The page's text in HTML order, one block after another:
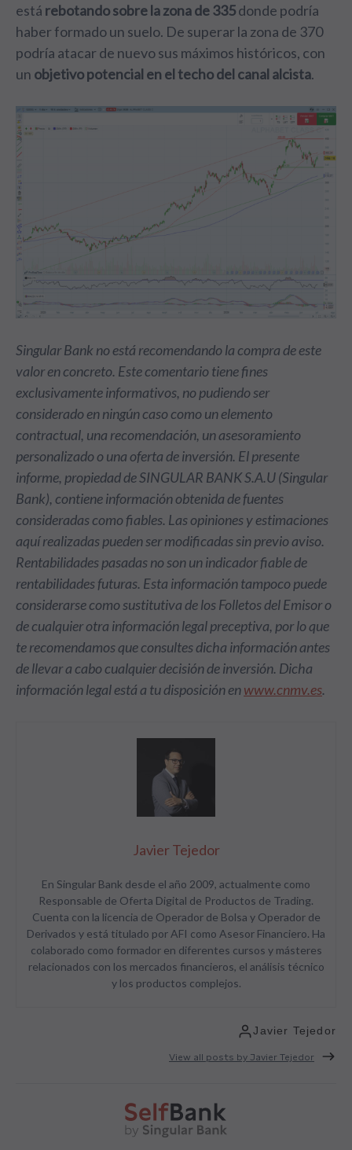
está rebotando sobre la zona de 335donde podría
haber formado un suelo. De superar la zona de 370
podría atacar de nuevo sus máximos históricos, con
un objetivo potencial en el techo del canal alcista.
Singular Bank no está recomendando la compra de este
valor en concreto. Este comentario tiene fines
exclusivamente informativos, no pudiendo ser
considerado en ningún caso como un elemento
contractual, una recomendación, un asesoramiento
personalizado o una oferta de inversión. El presente
informe, propiedad de SINGULAR BANK S.A.U (Singular
Bank), contiene información obtenida de fuentes
consideradas como fiables. Las opiniones y estimaciones
aquí realizadas pueden ser modificadas sin previo aviso.
Rentabilidades pasadas no son un indicador fiable de
rentabilidades futuras. Esta información tampoco puede
considerarse como sustitutiva de los Folletos del Emisor o
de cualquier otra información legal preceptiva, por lo que
te recomendamos que consultes dicha información antes
de llevar a cabo cualquier decisión de inversión. Dicha
información legal está a tu disposición enwww.cnmv.es.
Javier Tejedor
En Singular Bank desde el año 2009, actualmente como
Responsable de Oferta Digital de Productos de Trading.
Cuenta con la licencia de Operador de Bolsa y Operador de
Derivados y está titulado por AFI como Asesor Financiero. Ha
colaborado como formador en diferentes cursos y másteres
relacionados con los mercados financieros, el análisis técnico
y los productos complejos.
Javier Tejedor
View all posts by Javier Tejedor